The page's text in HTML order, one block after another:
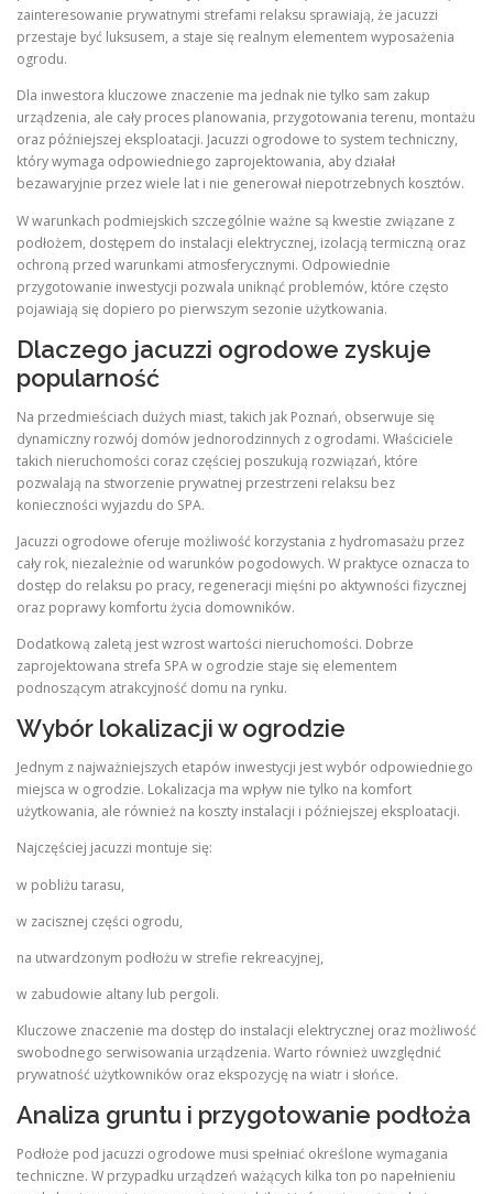
zainteresowanie prywatnymi strefami relaksu sprawiają, że jacuzzi
przestaje być luksusem, a staje się realnym elementem wyposażenia
ogrodu.
Dla inwestora kluczowe znaczenie ma jednak nie tylko sam zakup
urządzenia, ale cały proces planowania, przygotowania terenu, montażu
oraz późniejszej eksploatacji. Jacuzzi ogrodowe to system techniczny,
który wymaga odpowiedniego zaprojektowania, aby działał
bezawaryjnie przez wiele lat i nie generował niepotrzebnych kosztów.
W warunkach podmiejskich szczególnie ważne są kwestie związane z
podłożem, dostępem do instalacji elektrycznej, izolacją termiczną oraz
ochroną przed warunkami atmosferycznymi. Odpowiednie
przygotowanie inwestycji pozwala uniknąć problemów, które często
pojawiają się dopiero po pierwszym sezonie użytkowania.
Dlaczego jacuzzi ogrodowe zyskuje
popularność
Na przedmieściach dużych miast, takich jak Poznań, obserwuje się
dynamiczny rozwój domów jednorodzinnych z ogrodami. Właściciele
takich nieruchomości coraz częściej poszukują rozwiązań, które
pozwalają na stworzenie prywatnej przestrzeni relaksu bez
konieczności wyjazdu do SPA.
Jacuzzi ogrodowe oferuje możliwość korzystania z hydromasażu przez
cały rok, niezależnie od warunków pogodowych. W praktyce oznacza to
dostęp do relaksu po pracy, regeneracji mięśni po aktywności fizycznej
oraz poprawy komfortu życia domowników.
Dodatkową zaletą jest wzrost wartości nieruchomości. Dobrze
zaprojektowana strefa SPA w ogrodzie staje się elementem
podnoszącym atrakcyjność domu na rynku.
Wybór lokalizacji w ogrodzie
Jednym z najważniejszych etapów inwestycji jest wybór odpowiedniego
miejsca w ogrodzie. Lokalizacja ma wpływ nie tylko na komfort
użytkowania, ale również na koszty instalacji i późniejszej eksploatacji.
Najczęściej jacuzzi montuje się:
w pobliżu tarasu,
w zacisznej części ogrodu,
na utwardzonym podłożu w strefie rekreacyjnej,
w zabudowie altany lub pergoli.
Kluczowe znaczenie ma dostęp do instalacji elektrycznej oraz możliwość
swobodnego serwisowania urządzenia. Warto również uwzględnić
prywatność użytkowników oraz ekspozycję na wiatr i słońce.
Analiza gruntu i przygotowanie podłoża
Podłoże pod jacuzzi ogrodowe musi spełniać określone wymagania
techniczne. W przypadku urządzeń ważących kilka ton po napełnieniu